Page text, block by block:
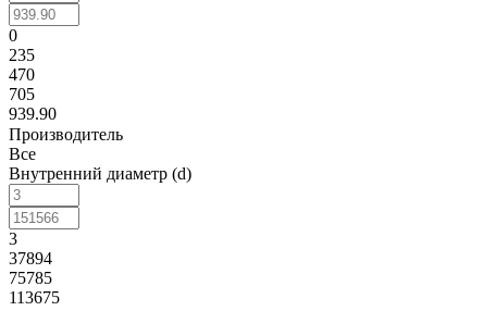
0
235
470
705
939.90
Производитель
Все
Внутренний диаметр (d)
3
37894
75785
113675